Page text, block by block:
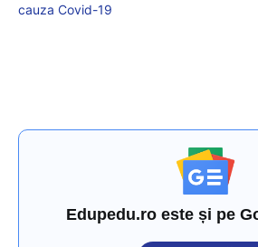
cauza Covid-19
Edupedu.ro este și pe